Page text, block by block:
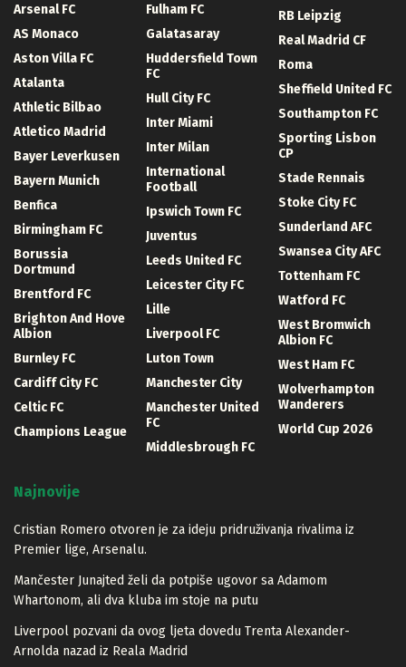
Arsenal FC
AS Monaco
Aston Villa FC
Atalanta
Athletic Bilbao
Atletico Madrid
Bayer Leverkusen
Bayern Munich
Benfica
Birmingham FC
Borussia
Dortmund
Brentford FC
Brighton And Hove
Albion
Burnley FC
Cardiff City FC
Celtic FC
Champions League
Fulham FC
Galatasaray
Huddersfield Town
FC
Hull City FC
Inter Miami
Inter Milan
International
Football
Ipswich Town FC
Juventus
Leeds United FC
Leicester City FC
Lille
Liverpool FC
Luton Town
Manchester City
Manchester United
FC
Middlesbrough FC
RB Leipzig
Real Madrid CF
Roma
Sheffield United FC
Southampton FC
Sporting Lisbon
CP
Stade Rennais
Stoke City FC
Sunderland AFC
Swansea City AFC
Tottenham FC
Watford FC
West Bromwich
Albion FC
West Ham FC
Wolverhampton
Wanderers
World Cup 2026
Najnovije
Cristian Romero otvoren je za ideju pridruživanja rivalima iz
Premier lige, Arsenalu.
Mančester Junajted želi da potpiše ugovor sa Adamom
Whartonom, ali dva kluba im stoje na putu
Liverpool pozvani da ovog ljeta dovedu Trenta Alexander-
Arnolda nazad iz Reala Madrid